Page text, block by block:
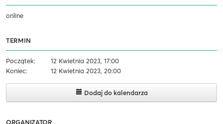
online
TERMIN
Początek:
12 Kwietnia 2023, 17:00
Koniec:
12 Kwietnia 2023, 20:00
Dodaj do kalendarza
ORGANIZATOR